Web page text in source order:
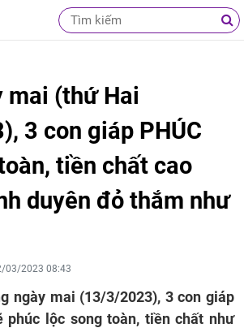
mai (thứ Hai
3 con giáp PHÚC
tiền chất cao
duyên đỏ thắm như
03/2023 08:43
ngày mai (13/3/2023), 3 con giáp
phúc lộc song toàn, tiền chất như